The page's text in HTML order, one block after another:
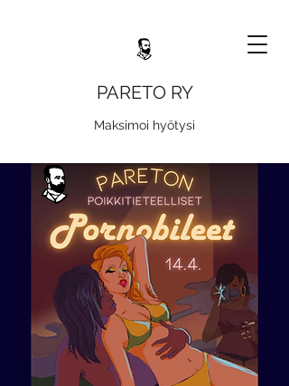
PARETO RY
Maksimoi hyötysi